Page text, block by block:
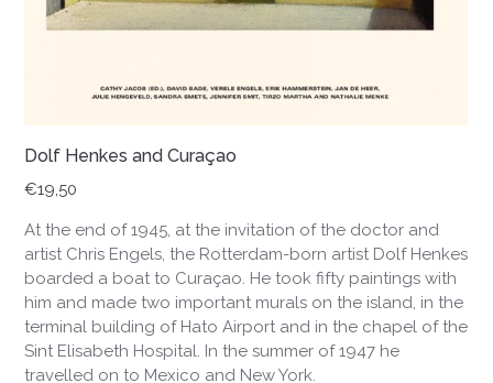
Dolf Henkes and Curaçao
€19,50
At the end of 1945, at the invitation of the doctor and
artist Chris Engels, the Rotterdam-born artist Dolf Henkes
boarded a boat to Curaçao. He took fifty paintings with
him and made two important murals on the island, in the
terminal building of Hato Airport and in the chapel of the
Sint Elisabeth Hospital. In the summer of 1947 he
travelled on to Mexico and New York.